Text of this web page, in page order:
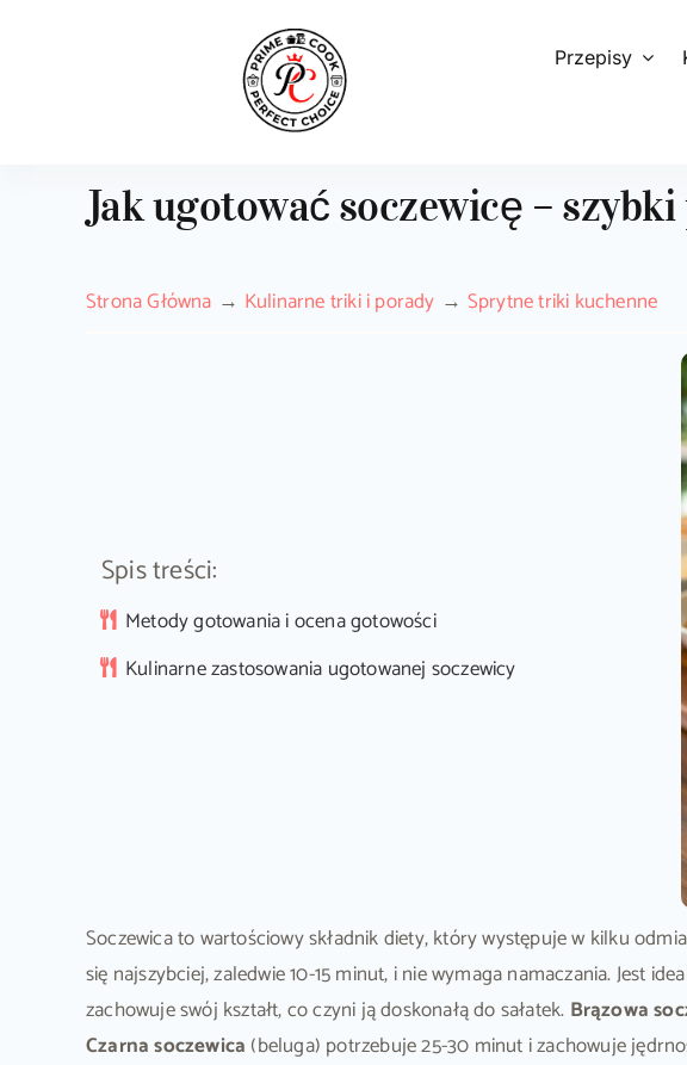
Przepisy
Jak ugotować soczewicę –
Strona Główna Kulinarne triki i porady Sprytne triki kuchenne
Spis treści:
Metody gotowania i ocena gotowości
Kulinarne zastosowania ugotowanej soczewicy
Soczewica to wartościowy składnik diety, który występuje w kilku
się najszybciej, zaledwie 10-15 minut, i nie wymaga namaczania. Jest
zachowuje swój kształt, co czyni ją doskonałą do sałatek. Brązowa
Czarna soczewica (beluga) potrzebuje 25-30 minut i zachowuje